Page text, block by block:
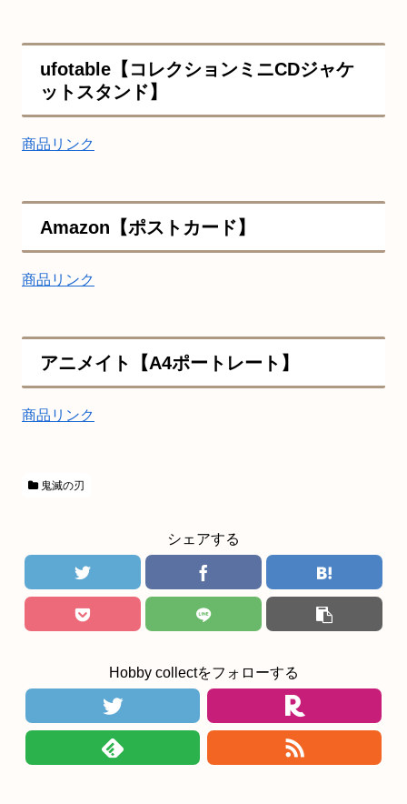
ufotable【コレクションミニCDジャケ
ットスタンド】
商品リンク
Amazon【ポストカード】
商品リンク
アニメイト【A4ポートレート】
商品リンク
鬼滅の刃
シェアする
Hobby collectをフォローする